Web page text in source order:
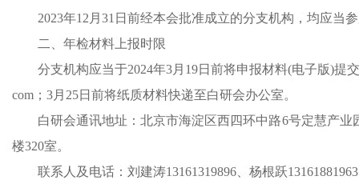
2023年12月31日前经本会批准成立的分支机构，均应当
二、年检材料上报时限
分支机构应当于2024年3月19日前将申报材料(电子版)提
com；3月25日前将纸质材料快递至白研会办公室。
白研会通讯地址：北京市海淀区西四环中路6号定慧产
楼320室。
联系人及电话：刘建涛13161319896、杨根跃13161881963